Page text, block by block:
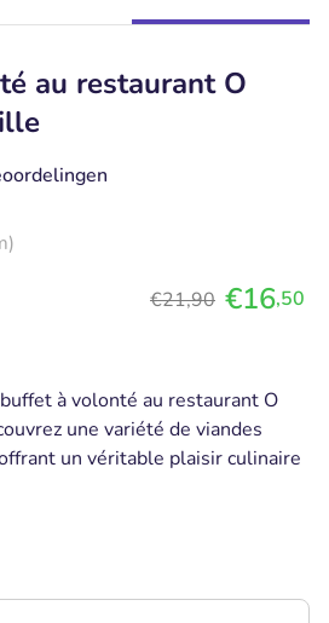
au restaurant O
€21,90 €16,50
à volonté au restaurant O
une variété de viandes
un véritable plaisir culinaire